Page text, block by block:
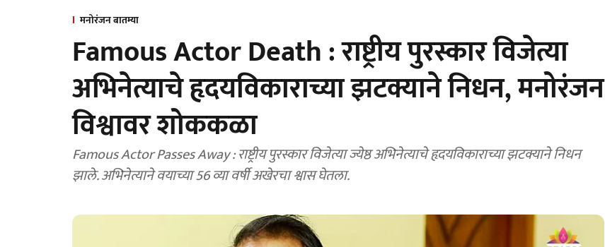
मनोरंजन बातम्या
Famous Actor Death : राष्ट्रीय पुरस्कार विजेत्या
अभिनेत्याचे हृदयविकाराच्या झटक्याने निधन, मनोरंजन
विश्वावर शोककळा
Famous Actor Passes Away : राष्ट्रीय पुरस्कार विजेत्या ज्येष्ठ अभिनेत्याचे हृदयविकाराच्या झटक्याने निधन
झाले. अभिनेत्याने वयाच्या 56 व्या वर्षी अखेरचा श्वास घेतला.